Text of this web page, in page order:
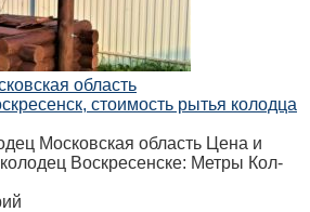
область
стоимость рытья колодца
Московская область Цена и
Воскресенске: Метры Кол-